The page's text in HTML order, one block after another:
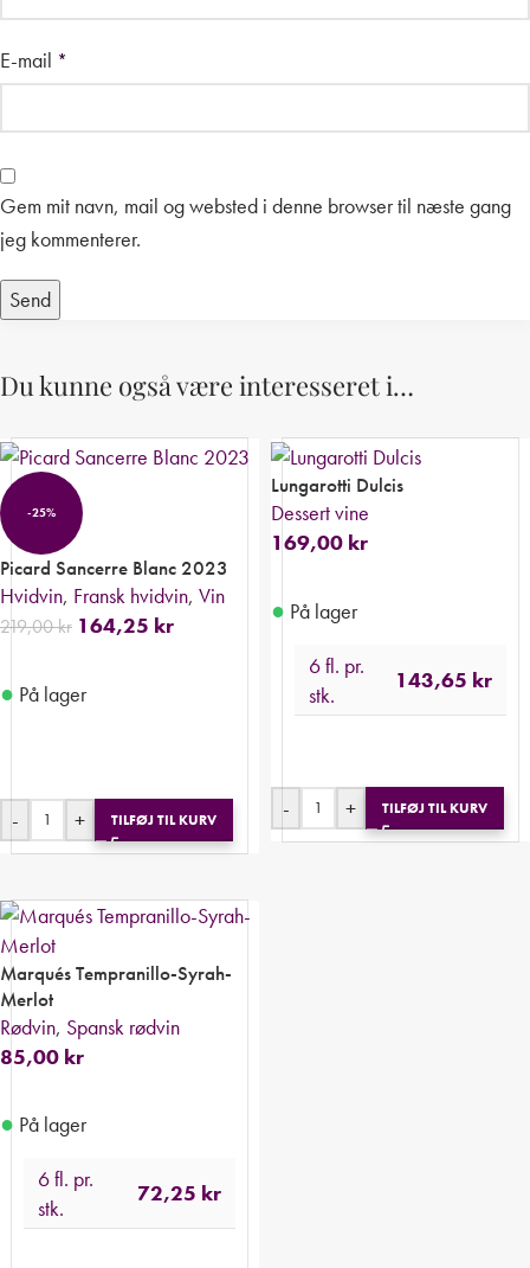
E-mail *
Gem mit navn, mail og websted i denne browser til næste gang
jeg kommenterer.
Du kunne også være interesseret i…
-25%
Picard Sancerre Blanc 2023
Hvidvin, Fransk hvidvin, Vin
219,00kr 164,25 kr
● På lager
- + TILFØJ TIL KURV
Lungarotti Dulcis
Dessert vine
169,00 kr
● På lager
6 fl. pr.
stk.
143,65 kr
- + TILFØJ TIL KURV
Marqués Tempranillo-Syrah-
Merlot
Rødvin, Spansk rødvin
85,00 kr
● På lager
6 fl. pr.
stk.
72,25 kr